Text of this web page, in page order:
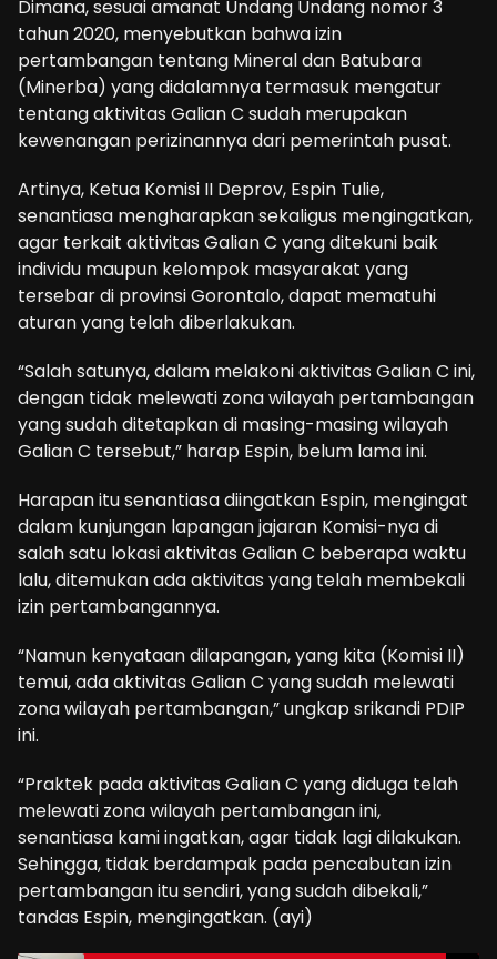
Dimana, sesuai amanat Undang Undang nomor 3
tahun 2020, menyebutkan bahwa izin
pertambangan tentang Mineral dan Batubara
(Minerba) yang didalamnya termasuk mengatur
tentang aktivitas Galian C sudah merupakan
kewenangan perizinannya dari pemerintah pusat.
Artinya, Ketua Komisi II Deprov, Espin Tulie,
senantiasa mengharapkan sekaligus mengingatkan,
agar terkait aktivitas Galian C yang ditekuni baik
individu maupun kelompok masyarakat yang
tersebar di provinsi Gorontalo, dapat mematuhi
aturan yang telah diberlakukan.
“Salah satunya, dalam melakoni aktivitas Galian C ini,
dengan tidak melewati zona wilayah pertambangan
yang sudah ditetapkan di masing-masing wilayah
Galian C tersebut,” harap Espin, belum lama ini.
Harapan itu senantiasa diingatkan Espin, mengingat
dalam kunjungan lapangan jajaran Komisi-nya di
salah satu lokasi aktivitas Galian C beberapa waktu
lalu, ditemukan ada aktivitas yang telah membekali
izin pertambangannya.
“Namun kenyataan dilapangan, yang kita (Komisi II)
temui, ada aktivitas Galian C yang sudah melewati
zona wilayah pertambangan,” ungkap srikandi PDIP
ini.
“Praktek pada aktivitas Galian C yang diduga telah
melewati zona wilayah pertambangan ini,
senantiasa kami ingatkan, agar tidak lagi dilakukan.
Sehingga, tidak berdampak pada pencabutan izin
pertambangan itu sendiri, yang sudah dibekali,”
tandas Espin, mengingatkan. (ayi)